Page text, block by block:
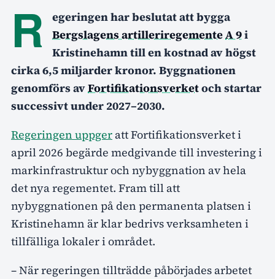
R
egeringen har beslutat att bygga
Bergslagens artilleriregementeA 9i
Kristinehamn till en kostnad av högst
cirka 6,5 miljarder kronor. Byggnationen
genomförs avFortifikationsverketoch startar
successivt under 2027–2030.
Regeringen uppger att Fortifikationsverket i
april 2026 begärde medgivande till investering i
markinfrastruktur och nybyggnation av hela
det nya regementet. Fram till att
nybyggnationen på den permanenta platsen i
Kristinehamn är klar bedrivs verksamheten i
tillfälliga lokaler i området.
– När regeringen tillträdde påbörjades arbetet